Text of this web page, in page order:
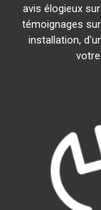
avis élogieux
témoignages
installation,
votre